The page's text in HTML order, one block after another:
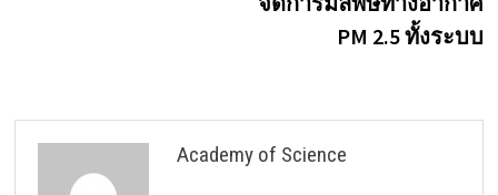
PM 2.5 ทั้งระบบ
Academy of Science